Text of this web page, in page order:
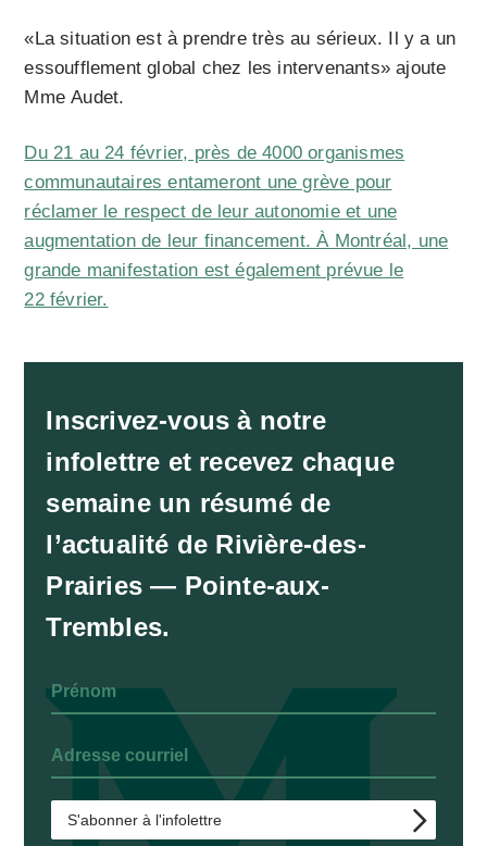
«La situation est à prendre très au sérieux. Il y a un
essoufflement global chez les intervenants» ajoute
Mme Audet.
Du 21 au 24 février, près de 4000 organismes
communautaires entameront une grève pour
réclamer le respect de leur autonomie et une
augmentation de leur financement. À Montréal, une
grande manifestation est également prévue le
22 février.
Inscrivez-vous à notre
infolettre et recevez chaque
semaine un résumé de
l’actualité de Rivière-des-
Prairies — Pointe-aux-
Trembles.